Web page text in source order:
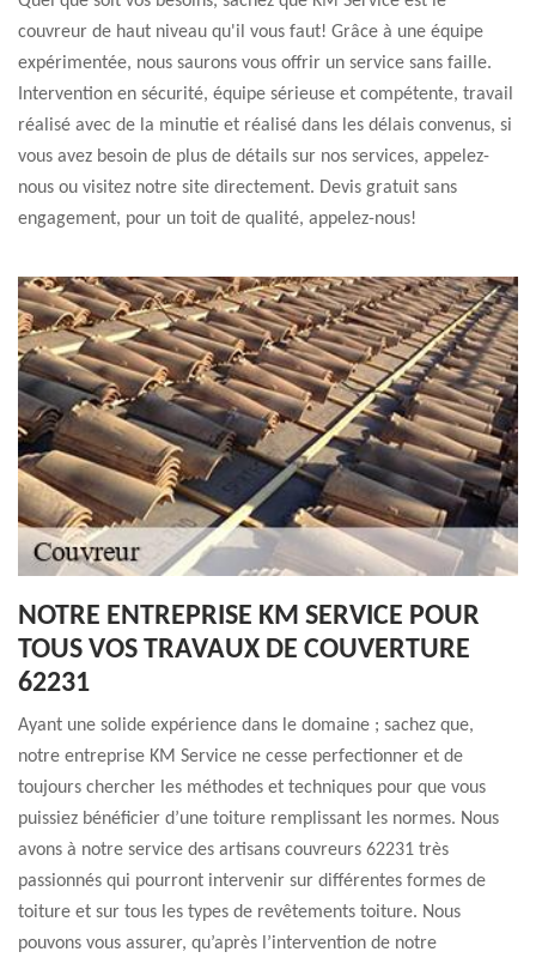
couvreur de haut niveau qu'il vous faut! Grâce à une équipe
expérimentée, nous saurons vous offrir un service sans faille.
Intervention en sécurité, équipe sérieuse et compétente, travail
réalisé avec de la minutie et réalisé dans les délais convenus, si
vous avez besoin de plus de détails sur nos services, appelez-
nous ou visitez notre site directement. Devis gratuit sans
engagement, pour un toit de qualité, appelez-nous!
NOTRE ENTREPRISE KM SERVICE POUR
TOUS VOS TRAVAUX DE COUVERTURE
62231
Ayant une solide expérience dans le domaine ; sachez que,
notre entreprise KM Service ne cesse perfectionner et de
toujours chercher les méthodes et techniques pour que vous
puissiez bénéficier d’une toiture remplissant les normes. Nous
avons à notre service des artisans couvreurs 62231 très
passionnés qui pourront intervenir sur différentes formes de
toiture et sur tous les types de revêtements toiture. Nous
pouvons vous assurer, qu’après l’intervention de notre